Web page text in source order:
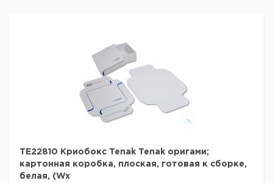
TE22810 Криобокс Tenak Tenak оригами;
картонная коробка, плоская, готовая к сборке,
белая, (Wx